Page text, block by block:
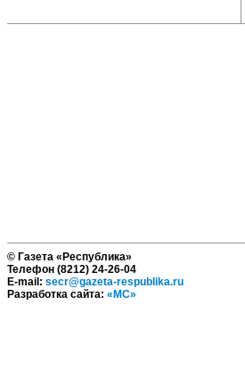
© Газета «Республика»
Телефон (8212) 24-26-04
E-mail: secr@gazeta-respublika.ru
Разработка сайта: «МС»